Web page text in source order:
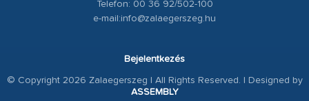
Telefon: 00 36 92/502-100
e-mail:info@zalaegerszeg.hu
Bejelentkezés
© Copyright 2026 Zalaegerszeg | All Rights Reserved. | Designed by
ASSEMBLY